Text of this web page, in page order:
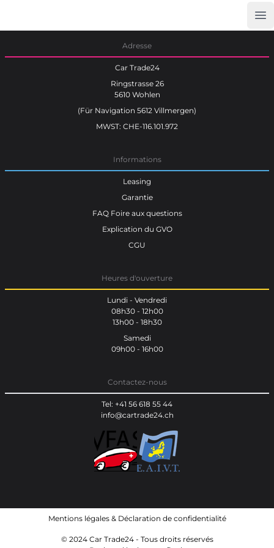
Adresse
Car Trade24
Ringstrasse 26
5610 Wohlen
(Für Navigation 5612 Villmergen)
MWST: CHE-116.101.972
Informations
Leasing
Garantie
FAQ Foire aux questions
Explication du GVO
CGU
Heures d'ouverture
Lundi - Vendredi
08h30 - 12h00
13h00 - 18h30
Samedi
09h00 - 16h00
Contactez-nous
Tel: +41 56 618 55 44
info@cartrade24.ch
Mentions légales& Déclaration de confidentialité
© 2024 Car Trade24 - Tous droits réservés